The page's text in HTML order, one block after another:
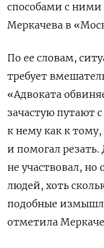
способами с
Меркачева в
По ее словам,
требует
«Адвоката
зачастую путают
к нему как к
и помогал
не участвовал, но
людей, хоть
подобные
отметила